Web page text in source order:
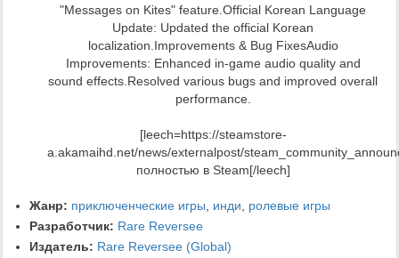
"Messages on Kites" feature.Official Korean Language
Update: Updated the official Korean
localization.Improvements & Bug FixesAudio
Improvements: Enhanced in-game audio quality and
sound effects.Resolved various bugs and improved overall
performance.
[leech=https://steamstore-
a.akamaihd.net/news/externalpost/
полностью в Steam[/leech]
Жанр: приключенческие игры инди
ролевые игры
Разработчик: Rare Reversee
Издатель: Rare Reversee (Global)